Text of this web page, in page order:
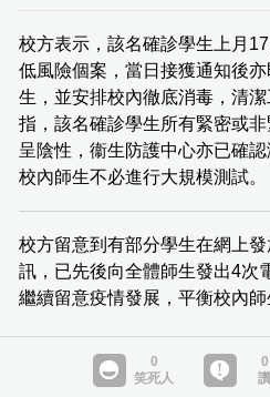
校方表示，該名確診學生上月
低風險個案，當日接獲通知後
生，並安排校內徹底消毒，清
指，該名確診學生所有緊密或
呈陰性，衞生防護中心亦已確
校內師生不必進行大規模測試。
校方留意到有部分學生在網上
訊，已先後向全體師生發出4次
繼續留意疫情發展，平衡校內師